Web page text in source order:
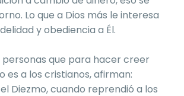
Lo que a Dios más le interesa
y obediencia a Él.
personas que para hacer creer
es a los cristianos, afirman:
Diezmo, cuando reprendió a los